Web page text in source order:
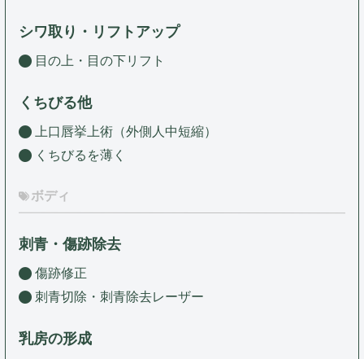
シワ取り・リフトアップ
目の上・目の下リフト
くちびる他
上口唇挙上術（外側人中短縮）
くちびるを薄く
ボディ
刺青・傷跡除去
傷跡修正
刺青切除・刺青除去レーザー
乳房の形成